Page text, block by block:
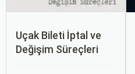
Uçak Bileti İptal ve
Değişim Süreçleri